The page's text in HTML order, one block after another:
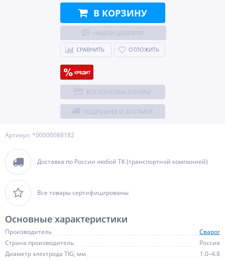
Артикул: *00000088182
Доставка по России любой ТК (транспортной компанией)
Все товары сертифицированы
В КОРЗИНУ
НАШЛИ ДЕШЕВЛЕ?
СРАВНИТЬ ОТЛОЖИТЬ
ВСЕ СПОСОБЫ ОПЛАТЫ
ПОДРОБНЕЕ О ДОСТАВКЕ
Основные характеристики
Производитель
Сварог
Страна производитель
Россия
Диаметр электрода TIG, мм
1.0–4.8